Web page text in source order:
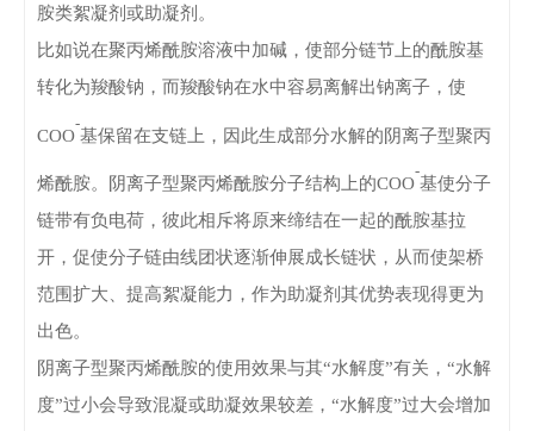
胺类絮凝剂或助凝剂。
比如说在聚丙烯酰胺溶液中加碱，使部分链节上的酰胺基
转化为羧酸钠，而羧酸钠在水中容易离解出钠离子，使
COO
-
基保留在支链上，因此生成部分水解的阴离子型聚丙
烯酰胺。阴离子型聚丙烯酰胺分子结构上的COO
-
基使分子
链带有负电荷，彼此相斥将原来缔结在一起的酰胺基拉
开，促使分子链由线团状逐渐伸展成长链状，从而使架桥
范围扩大、提高絮凝能力，作为助凝剂其优势表现得更为
出色。
阴离子型聚丙烯酰胺的使用效果与其“水解度”有关，“水解
度”过小会导致混凝或助凝效果较差，“水解度”过大会增加